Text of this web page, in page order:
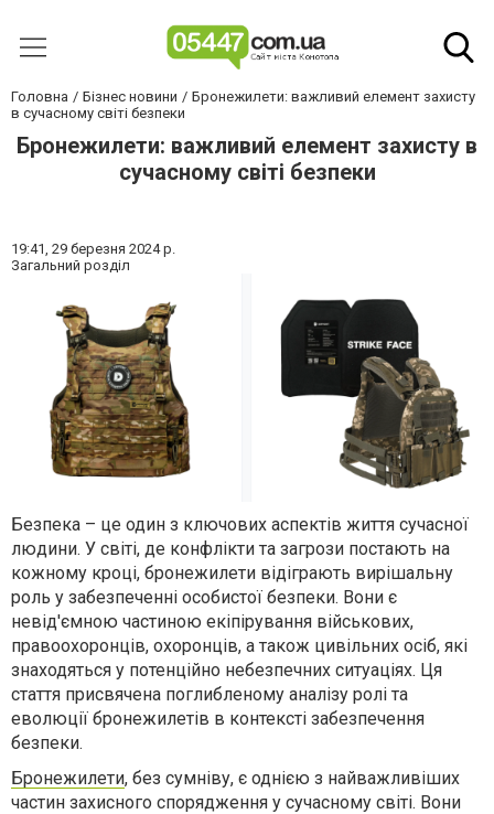
Головна Бізнес новини
Бронежилети: важливий елемент захисту
в сучасному світі безпеки
Бронежилети: важливий елемент захисту в
сучасному світі безпеки
19:41, 29 березня 2024 р.
Загальний розділ
Безпека – це один з ключових аспектів життя сучасної
людини. У світі, де конфлікти та загрози постають на
кожному кроці, бронежилети відіграють вирішальну
роль у забезпеченні особистої безпеки. Вони є
невід'ємною частиною екіпірування військових,
правоохоронців, охоронців, а також цивільних осіб, які
знаходяться у потенційно небезпечних ситуаціях. Ця
стаття присвячена поглибленому аналізу ролі та
еволюції бронежилетів в контексті забезпечення
безпеки.
Бронежилети, без сумніву, є однією з найважливіших
частин захисного спорядження у сучасному світі. Вони